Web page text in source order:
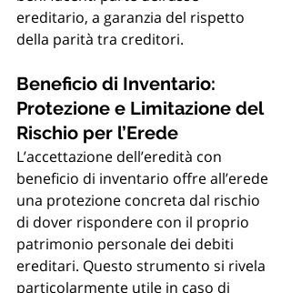
ereditario, a garanzia del rispetto
della parità tra creditori.
Beneficio di Inventario:
Protezione e Limitazione del
Rischio per l’Erede
L’accettazione dell’eredità con
beneficio di inventario offre all’erede
una protezione concreta dal rischio
di dover rispondere con il proprio
patrimonio personale dei debiti
ereditari. Questo strumento si rivela
particolarmente utile in caso di